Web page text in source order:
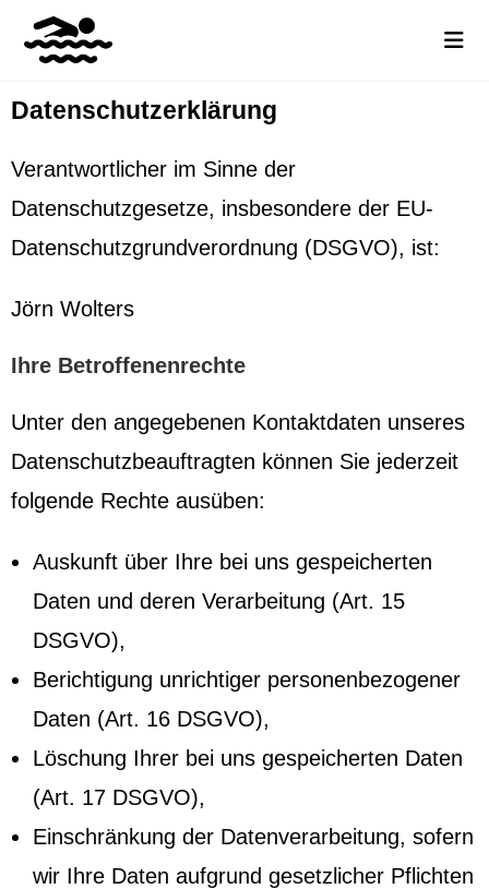
Datenschutzerklärung
Verantwortlicher im Sinne der
Datenschutzgesetze, insbesondere der EU-
Datenschutzgrundverordnung (DSGVO), ist:
Jörn Wolters
Ihre Betroffenenrechte
Unter den angegebenen Kontaktdaten unseres
Datenschutzbeauftragten können Sie jederzeit
folgende Rechte ausüben:
Auskunft über Ihre bei uns gespeicherten
Daten und deren Verarbeitung (Art. 15
DSGVO),
Berichtigung unrichtiger personenbezogener
Daten (Art. 16 DSGVO),
Löschung Ihrer bei uns gespeicherten Daten
(Art. 17 DSGVO),
Einschränkung der Datenverarbeitung, sofern
wir Ihre Daten aufgrund gesetzlicher Pflichten